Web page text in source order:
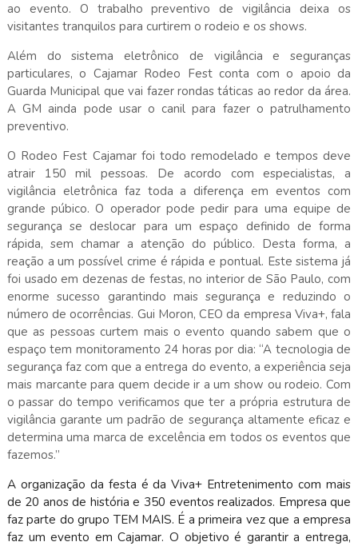
ao evento. O trabalho preventivo de vigilância deixa os
visitantes tranquilos para curtirem o rodeio e os shows.
Além do sistema eletrônico de vigilância e seguranças
particulares, o Cajamar Rodeo Fest conta com o apoio da
Guarda Municipal que vai fazer rondas táticas ao redor da área.
A GM ainda pode usar o canil para fazer o patrulhamento
preventivo.
O Rodeo Fest Cajamar foi todo remodelado e tempos deve
atrair 150 mil pessoas. De acordo com especialistas, a
vigilância eletrônica faz toda a diferença em eventos com
grande púbico. O operador pode pedir para uma equipe de
segurança se deslocar para um espaço definido de forma
rápida, sem chamar a atenção do público. Desta forma, a
reação a um possível crime é rápida e pontual. Este sistema já
foi usado em dezenas de festas, no interior de São Paulo, com
enorme sucesso garantindo mais segurança e reduzindo o
número de ocorrências. Gui Moron, CEO da empresa Viva+, fala
que as pessoas curtem mais o evento quando sabem que o
espaço tem monitoramento 24 horas por dia: “A tecnologia de
segurança faz com que a entrega do evento, a experiência seja
mais marcante para quem decide ir a um show ou rodeio. Com
o passar do tempo verificamos que ter a própria estrutura de
vigilância garante um padrão de segurança altamente eficaz e
determina uma marca de excelência em todos os eventos que
fazemos.”
A organização da festa é da Viva+ Entretenimento com mais
de 20 anos de história e 350 eventos realizados. Empresa que
faz parte do grupo TEM MAIS. É a primeira vez que a empresa
faz um evento em Cajamar. O objetivo é garantir a entrega,